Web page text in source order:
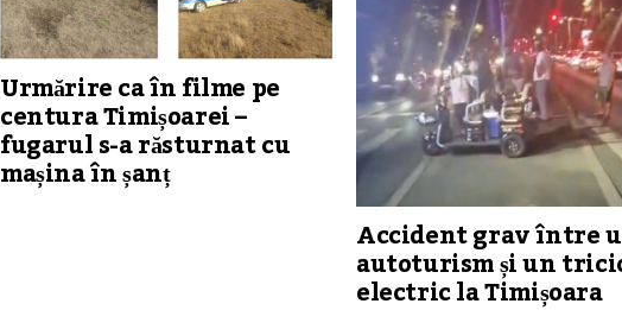
Urmărire ca în filme pe
centura Timișoarei –
fugarul s-a răsturnat cu
mașina în șanț
Accident grav între
autoturism și un
electric la Timișoara